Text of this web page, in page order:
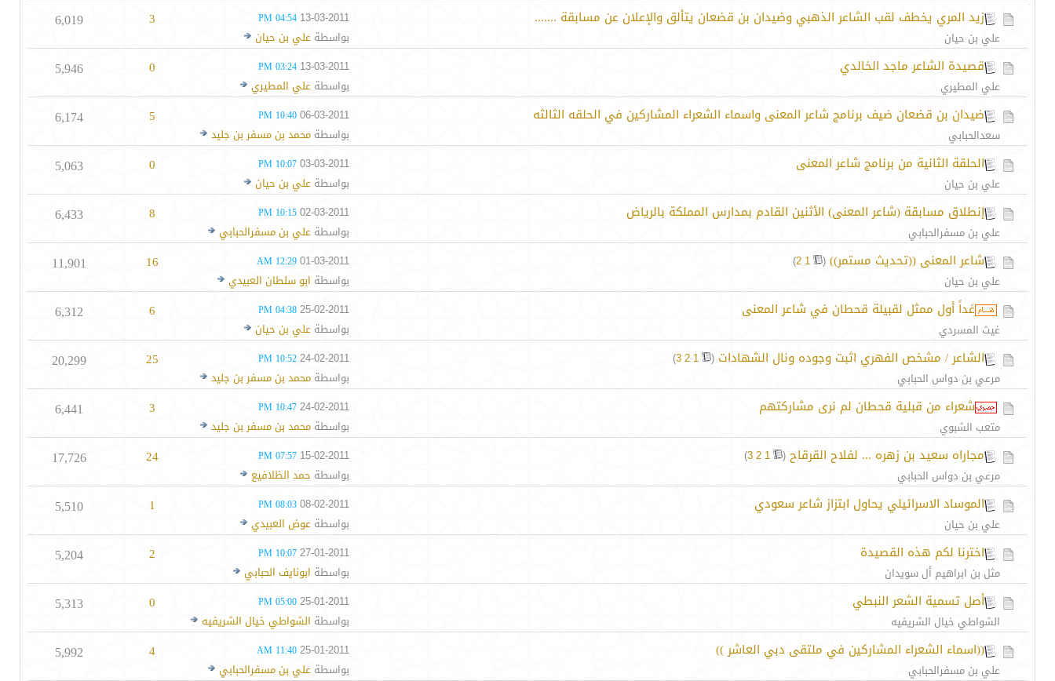
زيد المري يخطف لقب الشاعر الذهبي وضيدان بن قضعان يتألق والإعلان عن مسابقة .......
علي بن حيان
13-03-2011
04:54 PM
بواسطةعلي بن حيان
3
6,019
قصيدة الشاعر ماجد الخالدي
علي المطيري
13-03-2011
03:24 PM
بواسطةعلي المطيري
0
5,946
ضيدان بن قضعان ضيف برنامج شاعر المعنى واسماء الشعراء المشاركين في الحلقه الثالثه
سعدالحبابي
06-03-2011
10:40 PM
بواسطةمحمد بن مسفر بن جليد
5
6,174
الحلقة الثانية من برنامج شاعر المعنى
علي بن حيان
03-03-2011
10:07 PM
بواسطةعلي بن حيان
0
5,063
إنطلاق مسابقة (شاعر المعنى) الأثنين القادم بمدارس المملكة بالرياض
علي بن مسفرالحبابي
02-03-2011
10:15 PM
بواسطةعلي بن مسفرالحبابي
8
6,433
شاعر المعنى ((تحديث مستمر)) (
1
2
)
علي بن حيان
01-03-2011
12:29 AM
بواسطة ابو سلطان العبيدي
16
11,901
غداً أول ممثل لقبيلة قحطان في شاعر المعنى
غيث المسردي
25-02-2011
04:38 PM
بواسطةعلي بن حيان
6
6,312
الشاعر / مشخص الفهري اثبت وجوده ونال الشهادات (
1
2
3
)
مرعي بن دواس الحبابي
24-02-2011
10:52 PM
بواسطةمحمد بن مسفر بن جليد
25
20,299
شعراء من قبلية قحطان لم نرى مشاركتهم
متعب الشبوي
24-02-2011
10:47 PM
بواسطةمحمد بن مسفر بن جليد
3
6,441
مجاراه سعيد بن زهره ... لفلاح القرقاح (
1
2
3
)
مرعي بن دواس الحبابي
15-02-2011
07:57 PM
بواسطة حمد الظلافيع
24
17,726
الموساد الاسرائيلي يحاول ابتزاز شاعر سعودي
علي بن حيان
08-02-2011
08:03 PM
بواسطةعوض العبيدي
1
5,510
اخترنا لكم هذه القصيدة
مثل بن ابراهيم أل سويدان
27-01-2011
10:07 PM
بواسطة ابونايف الحبابي
2
5,204
أصل تسمية الشعر النبطي
الشواطي خيال الشريفيه
25-01-2011
05:00 PM
بواسطة الشواطي خيال الشريفيه
0
5,313
((اسماء الشعراء المشاركين في ملتقى دبي العاشر ))
علي بن مسفرالحبابي
25-01-2011
11:40 AM
بواسطةعلي بن مسفرالحبابي
4
5,992